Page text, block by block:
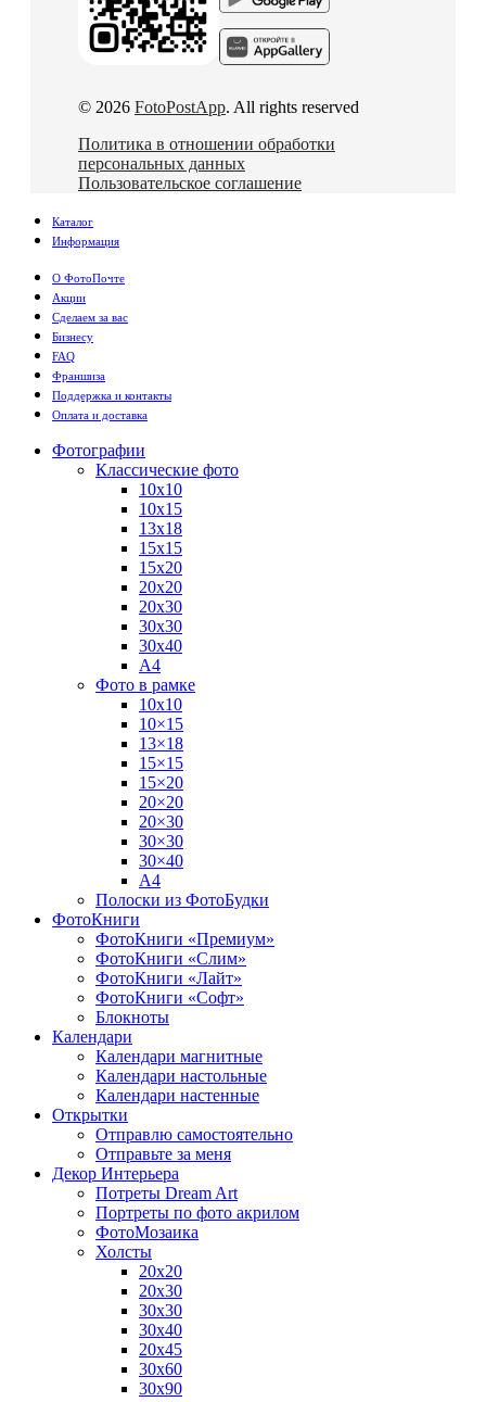
© 2026 FotoPostApp. All rights reserved
Политика в отношении обработки
персональных данных
Пользовательское соглашение
Каталог
Информация
О ФотоПочте
Акции
Сделаем за вас
Бизнесу
FAQ
Франшиза
Поддержка и контакты
Оплата и доставка
Фотографии
Классические фото
10х10
10х15
13х18
15х15
15х20
20х20
20х30
30х30
30х40
А4
Фото в рамке
10х10
10×15
13×18
15×15
15×20
20×20
20×30
30×30
30×40
A4
Полоски из ФотоБудки
ФотоКниги
ФотоКниги «Премиум»
ФотоКниги «Слим»
ФотоКниги «Лайт»
ФотоКниги «Софт»
Блокноты
Календари
Календари магнитные
Календари настольные
Календари настенные
Открытки
Отправлю самостоятельно
Отправьте за меня
Декор Интерьера
Потреты Dream Art
Портреты по фото акрилом
ФотоМозаика
Холсты
20х20
20х30
30х30
30х40
20х45
30х60
30х90